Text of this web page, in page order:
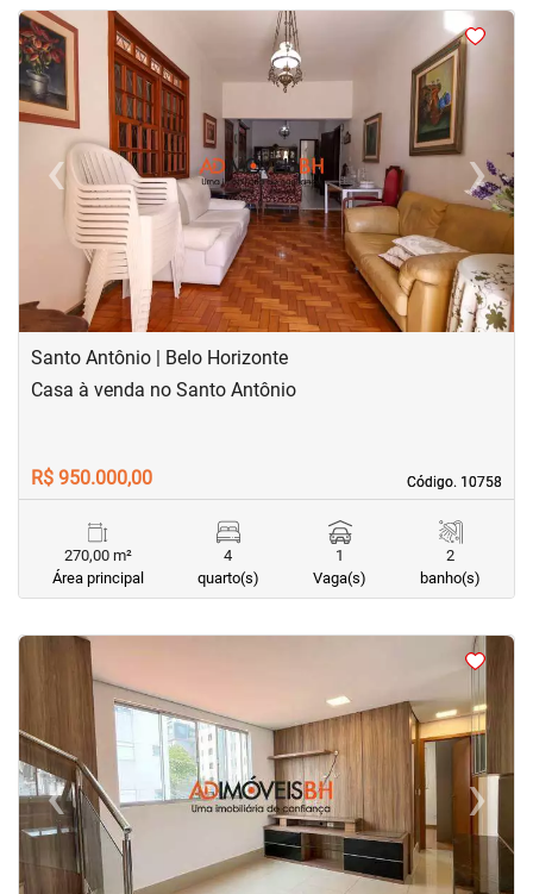
<<<<
‹
Previous ›Next
Santo Antônio | Belo Horizonte
Código. 10758
Código. 10758
Casa à venda no Santo Antônio
R$ 950.000,00
270,00 m²
Área principal
4
quarto(s)
1
Vaga(s)
2
banho(s)
< <
‹Previous ›Next